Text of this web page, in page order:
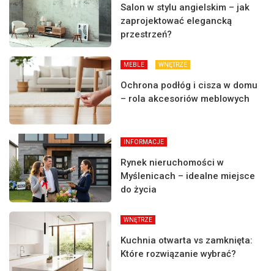
Salon w stylu angielskim – jak
zaprojektować elegancką
przestrzeń?
MEBLE WNĘTRZE
Ochrona podłóg i cisza w domu
– rola akcesoriów meblowych
INFORMACJE
Rynek nieruchomości w
Myślenicach – idealne miejsce
do życia
WNĘTRZE
Kuchnia otwarta vs zamknięta:
Które rozwiązanie wybrać?